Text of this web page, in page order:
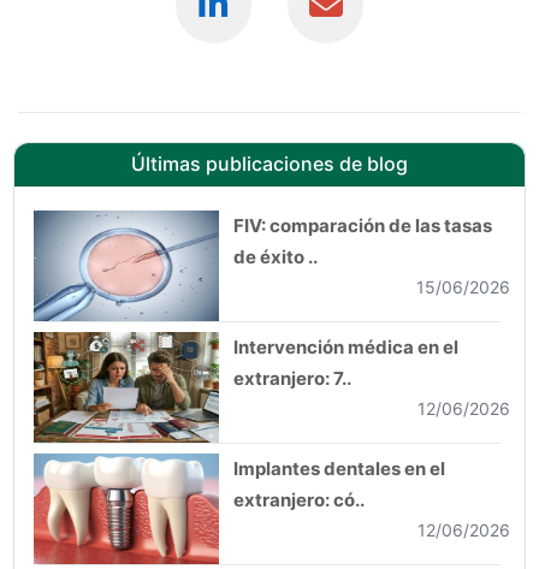
Últimas publicaciones de blog
FIV: comparación de las tasas
de éxito ..
15/06/2026
Intervención médica en el
extranjero: 7..
12/06/2026
Implantes dentales en el
extranjero: có..
12/06/2026